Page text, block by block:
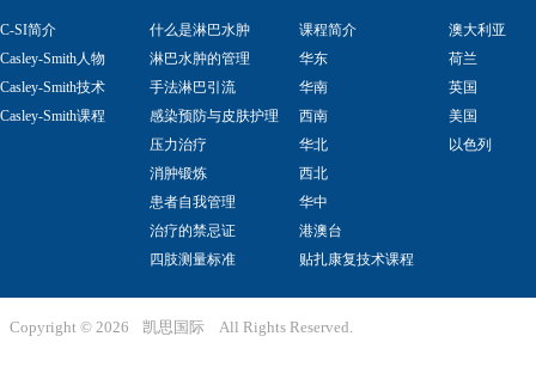
C-SI简介
Casley-Smith人物
Casley-Smith技术
Casley-Smith课程
什么是淋巴水肿
淋巴水肿的管理
手法淋巴引流
感染预防与皮肤护理
压力治疗
消肿锻炼
患者自我管理
治疗的禁忌证
四肢测量标准
课程简介
华东
华南
西南
华北
西北
华中
港澳台
贴扎康复技术课程
澳大利亚
荷兰
英国
美国
以色列
Copyright © 2026 凯思国际 All Rights Reserved.